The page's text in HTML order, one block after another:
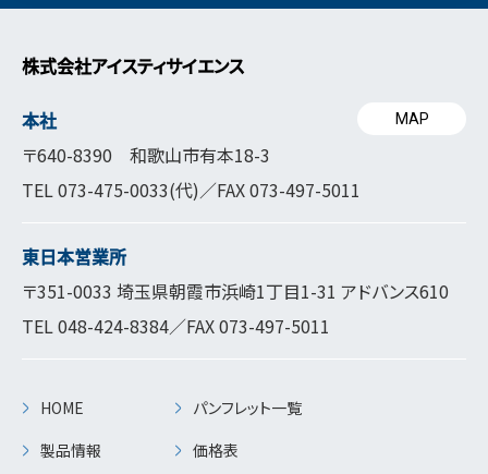
株式会社アイスティサイエンス
本社
〒640-8390 和歌山市有本18-3
TEL073-475-0033(代)／FAX 073-497-5011
MAP
東日本営業所
〒351-0033 埼玉県朝霞市浜崎1丁目1-31 アドバンス610
TEL048-424-8384／FAX 073-497-5011
HOME
製品情報
パンフレット一覧
価格表